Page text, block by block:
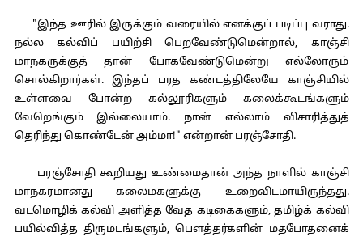
"இந்த ஊரில் இருக்கும் வரையில் எனக்குப் படிப்பு வராது.
நல்ல கல்விப் பயிற்சி பெறவேண்டுமென்றால், காஞ்சி
மாநகருக்குத் தான் போகவேண்டுமென்று எல்லோரும்
சொல்கிறார்கள். இந்தப் பரத கண்டத்திலேயே காஞ்சியில்
உள்ளவை போன்ற கல்லூரிகளும் கலைக்கூடங்களும்
வேறெங்கும் இல்லையாம். நான் எல்லாம் விசாரித்துத்
தெரிந்து கொண்டேன் அம்மா!" என்றான் பரஞ்சோதி.
பரஞ்சோதி கூறியது உண்மைதான் அந்த நாளில் காஞ்சி
மாநகரமானது கலைமகளுக்கு உறைவிடமாயிருந்தது.
வடமொழிக் கல்வி அளித்த வேத கடிகைகளும், தமிழ்க் கல்வி
பயில்வித்த திருமடங்களும், பௌத்தர்களின் மதபோதனைக்